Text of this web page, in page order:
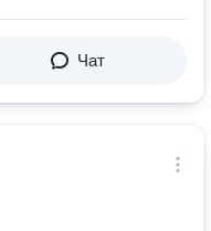
Чат